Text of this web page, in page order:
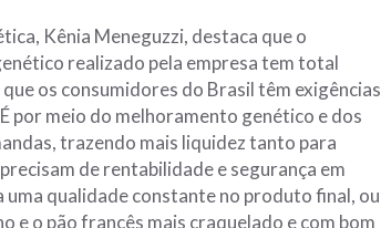
Kênia Meneguzzi, destaca que o
realizado pela empresa tem total
os consumidores do Brasil têm exigências
por meio do melhoramento genético e dos
trazendo mais liquidez tanto para
de rentabilidade e segurança em
uma qualidade constante no produto final, ou
e o pão francês mais craquelado e com bom